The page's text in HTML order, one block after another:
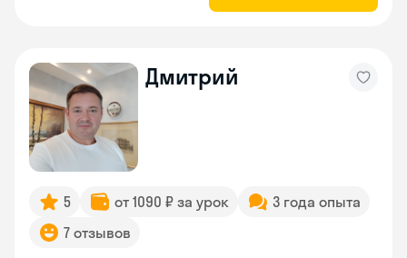
Дмитрий
5 от 1090 ₽ за урок
3 года опыта
7 отзывов